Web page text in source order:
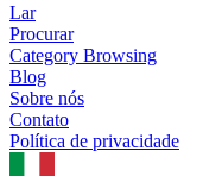
Lar
Procurar
Category Browsing
Blog
Sobre nós
Contato
Política de privacidade